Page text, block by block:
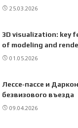
25.03.2026
3D visualization: key
of modeling and
01.05.2026
Лессе‑пассе и
безвизового въезда
09.04.2026